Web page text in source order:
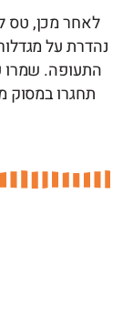
נהדרת על
התעופה. שמרו
תחגרו במסוק